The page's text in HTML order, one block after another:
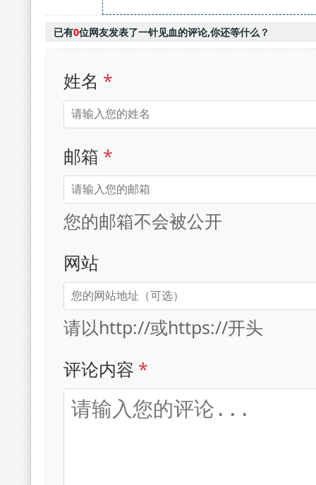
已有0位网友发表了一针见血的评论,你还等什么？
姓名 *
邮箱 *
您的邮箱不会被公开
网站
请以http://或https://开头
评论内容 *